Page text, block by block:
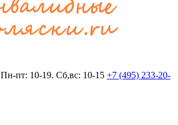
Пн-пт: 10-19. Сб,вс: 10-15 +7 (495) 233-20-